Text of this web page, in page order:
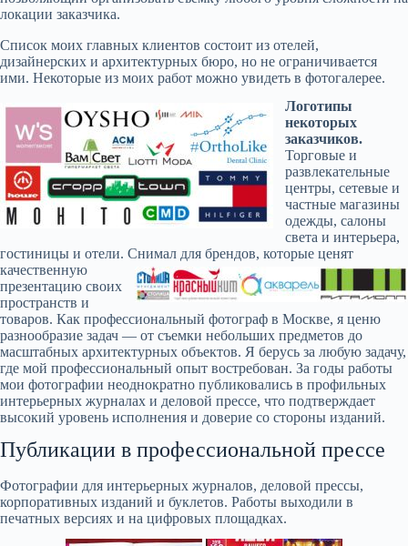
локации заказчика.
Список моих главных клиентов состоит из отелей,
дизайнерских и архитектурных бюро, но не ограничивается
ими. Некоторые из моих работ можно увидеть в фотогалерее.
Логотипы
некоторых
заказчиков.
Торговые и
развлекательные
центры, сетевые и
частные магазины
одежды, салоны
света и интерьера,
гостиницы и отели. Снимал для брендов, которые ценят
качественную
презентацию своих
пространств и
товаров. Как профессиональный фотограф в Москве, я ценю
разнообразие задач — от съемки небольших предметов до
масштабных архитектурных объектов. Я берусь за любую задачу,
где мой профессиональный опыт востребован. За годы работы
мои фотографии неоднократно публиковались в профильных
интерьерных журналах и деловой прессе, что подтверждает
высокий уровень исполнения и доверие со стороны изданий.
Публикации в профессиональной прессе
Фотографии для интерьерных журналов, деловой прессы,
корпоративных изданий и буклетов. Работы выходили в
печатных версиях и на цифровых площадках.